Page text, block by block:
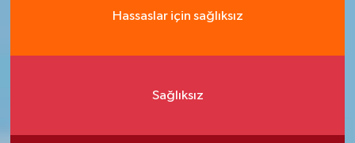
Hassaslar için sağlıksız
Sağlıksız